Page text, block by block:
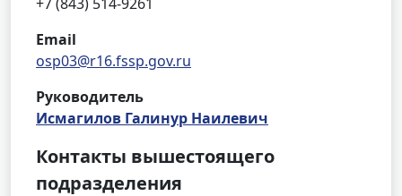
Email
osp03@r16.fssp.gov.ru
Руководитель
Исмагилов Галинур Наилевич
Контакты вышестоящего
подразделения